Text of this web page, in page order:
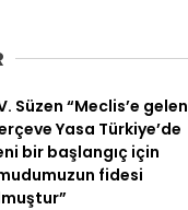
Süzen “Meclis’e gelen
Yasa Türkiye’de
bir başlangıç için
fidesi